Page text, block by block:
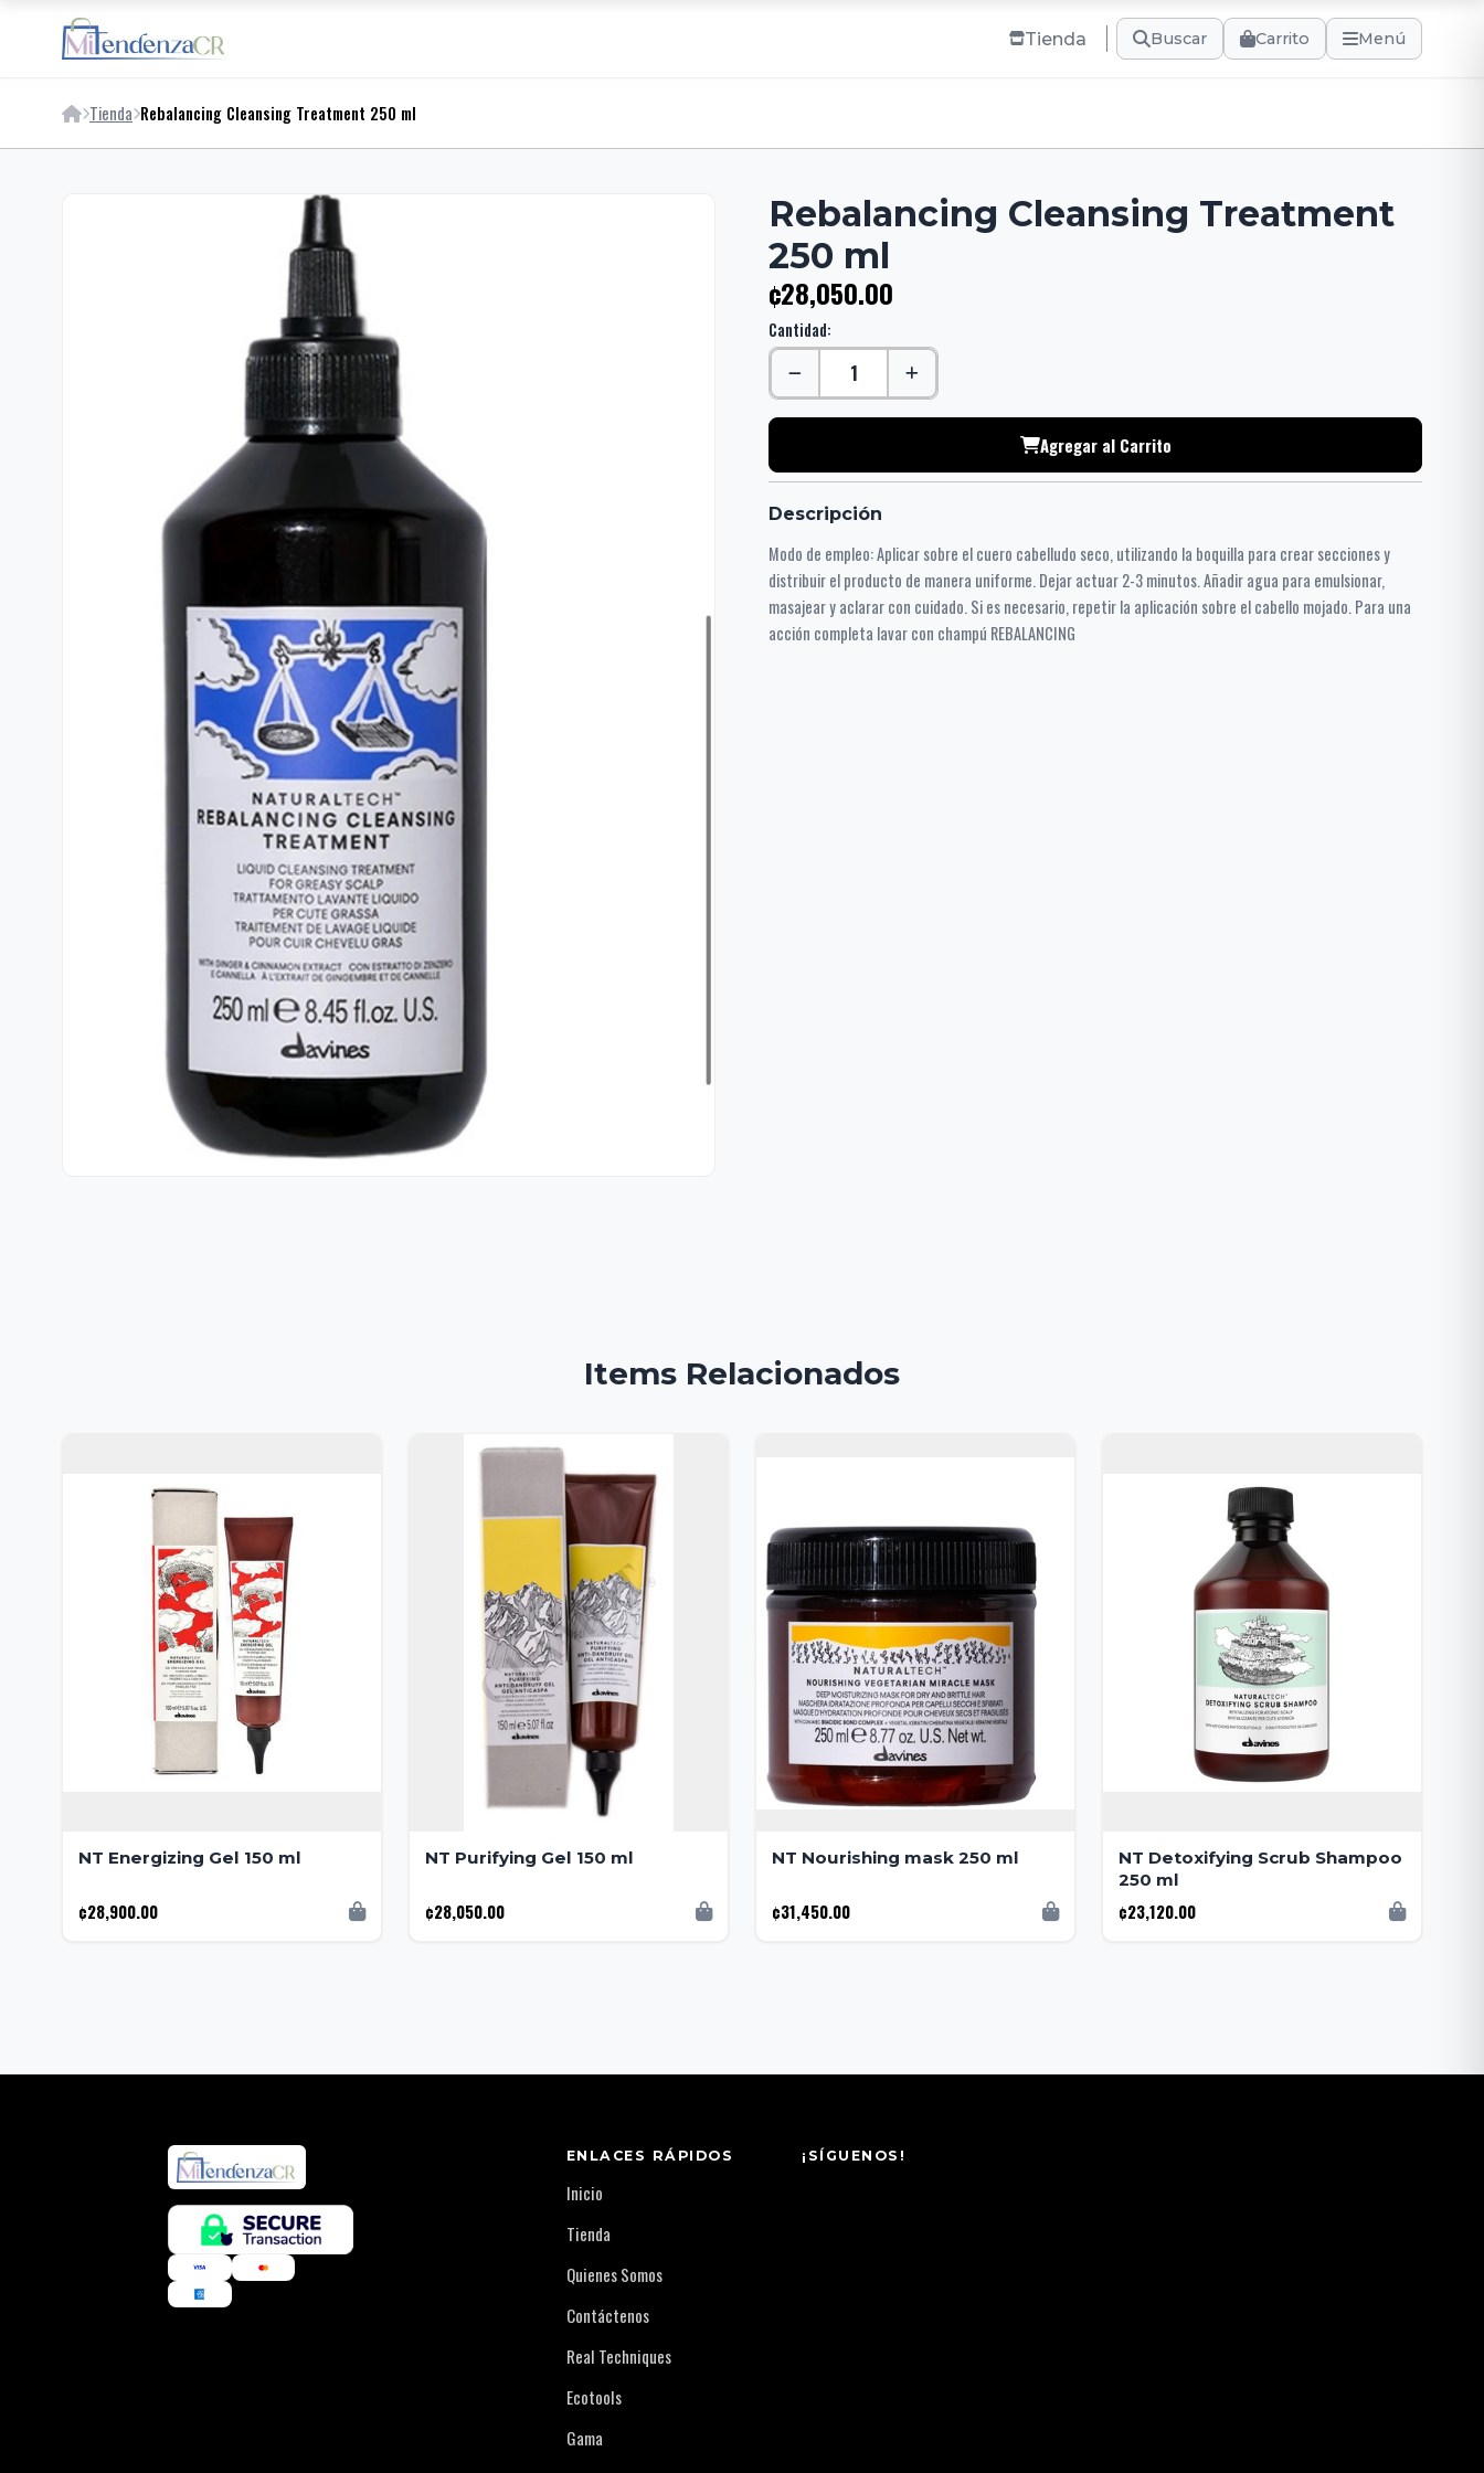
Tienda Buscar Carrito Menú
Tienda Rebalancing Cleansing Treatment 250 ml
Rebalancing Cleansing Treatment
250 ml
¢28,050.00
Cantidad:
Agregar al Carrito
Descripción
Modo de empleo: Aplicar sobre el cuero cabelludo seco, utilizando la boquilla para crear secciones y
distribuir el producto de manera uniforme. Dejar actuar 2-3 minutos. Añadir agua para emulsionar,
masajear y aclarar con cuidado. Si es necesario, repetir la aplicación sobre el cabello mojado. Para una
acción completa lavar con champú REBALANCING
Items Relacionados
NT Energizing Gel 150 ml
¢28,900.00
NT Purifying Gel 150 ml
¢28,050.00
NT Nourishing mask 250 ml
¢31,450.00
NT Detoxifying Scrub Shampoo
250 ml
¢23,120.00
ENLACES RÁPIDOS
Inicio
Tienda
Quienes Somos
Contáctenos
Real Techniques
Ecotools
Gama
¡SÍGUENOS!